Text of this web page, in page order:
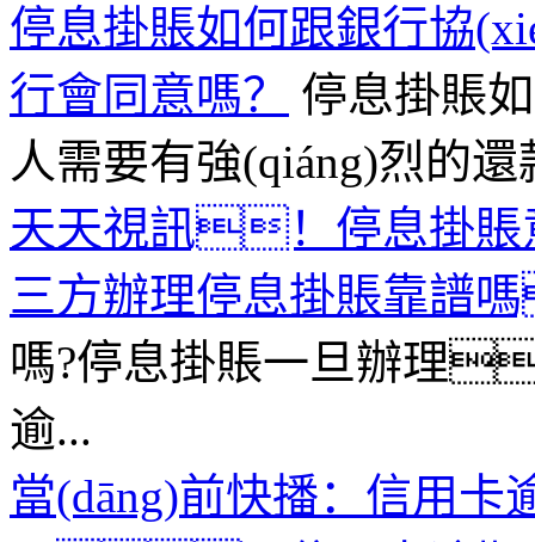
停息掛賬如何跟銀行協
行會同意嗎？
停息掛賬
人需要有強(qiáng)烈的
天天視訊！停息掛
三方辦理停息掛賬靠譜
嗎?停息掛賬一旦辦理
逾...
當(dāng)前快播：信用卡